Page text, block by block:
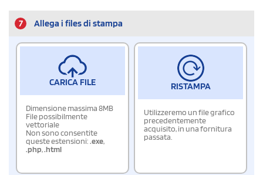
7 Allega i files di stampa
CARICA FILE
Dimensione massima 8MB
File possibilmente
vettoriale
Non sono consentite
queste estensioni:.exe,
.php,.html
RISTAMPA
Utilizzeremo un file grafico
precedentemente
acquisito, in una fornitura
passata.